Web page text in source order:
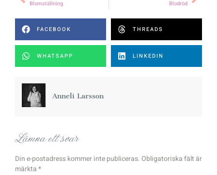
Blomställning Blodröd
FACEBOOK THREADS
WHATSAPP LINKEDIN
Anneli Larsson
Lämna ett svar
Din e-postadress kommer inte publiceras. Obligatoriska fält är
märkta*